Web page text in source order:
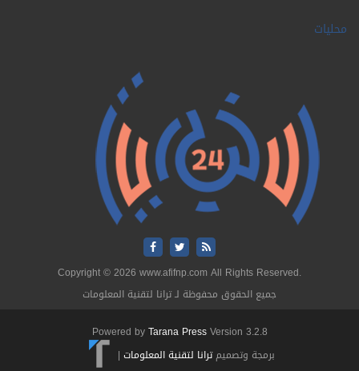
محليات
Copyright © 2026 www.afifnp.com All Rights Reserved.
جميع الحقوق محفوظة لـ ترانا لتقنية المعلومات
Powered byTarana PressVersion 3.2.8
برمجة وتصميمترانا لتقنية المعلومات |